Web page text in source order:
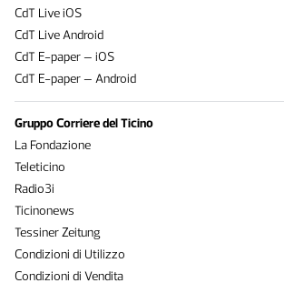
CdT Live iOS
CdT Live Android
CdT E-paper – iOS
CdT E-paper – Android
Gruppo Corriere del Ticino
La Fondazione
Teleticino
Radio3i
Ticinonews
Tessiner Zeitung
Condizioni di Utilizzo
Condizioni di Vendita